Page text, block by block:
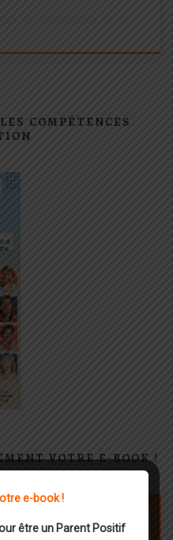
COMPÉTENCES
VOTRE E-BOOK !
e-book !
être un Parent Positif